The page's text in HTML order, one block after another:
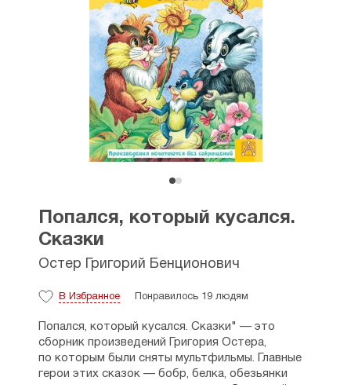
Попался, который кусался.
Сказки
Остер Григорий Бенционович
В Избранное Понравилось 19 людям
Попался, который кусался. Сказки" — это
сборник произведений Григория Остера,
по которым были сняты мультфильмы. Главные
герои этих сказок — бобр, белка, обезьянки